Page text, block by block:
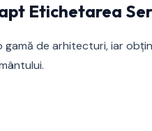
Etichetarea
gamă de arhitecturi, iar